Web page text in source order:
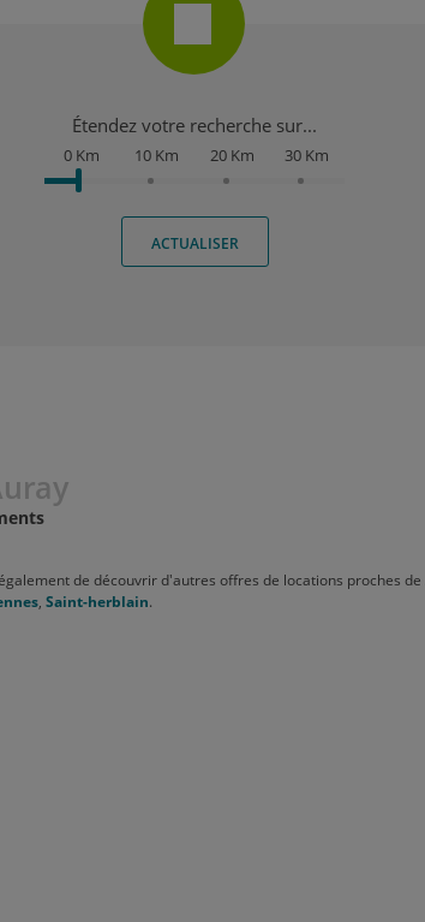
Étendez votre recherche sur...
0 Km 10 Km 20 Km 30 Km
ACTUALISER
de découvrir d'autres offres de locations proches de
, Saint-herblain.